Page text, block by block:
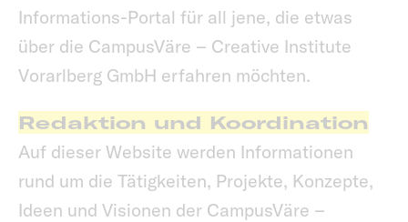
Informations-Portal für all jene, die etwas
über die CampusVäre – Creative Institute
Vorarlberg GmbH erfahren möchten.
Redaktion und Koordination
Auf dieser Website werden Informationen
rund um die Tätigkeiten, Projekte, Konzepte,
Ideen und Visionen der CampusVäre –